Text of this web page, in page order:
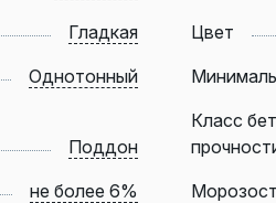
Гладкая Цвет
Однотонный
Поддон
Класс
не более 6%